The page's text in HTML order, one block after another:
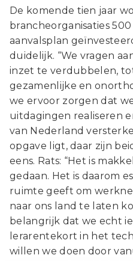
De komende tien jaar
brancheorganisaties
aanvalsplan
duidelijk. “We vragen
inzet te verdubbelen,
gezamenlijke en
we ervoor zorgen dat
uitdagingen realiseren
van Nederland
opgave ligt, daar zijn
eens. Rats: “Het is
gedaan. Het is daarom
ruimte geeft om
naar ons land te laten
belangrijk dat we echt
lerarentekort in het
willen we doen door